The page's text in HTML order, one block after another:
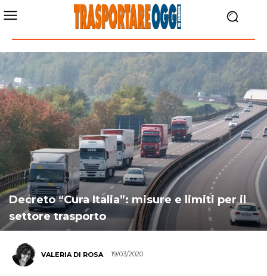
Decreto “Cura Italia”: misure e limiti per il
settore trasporto
VALERIA DI ROSA 19/03/2020